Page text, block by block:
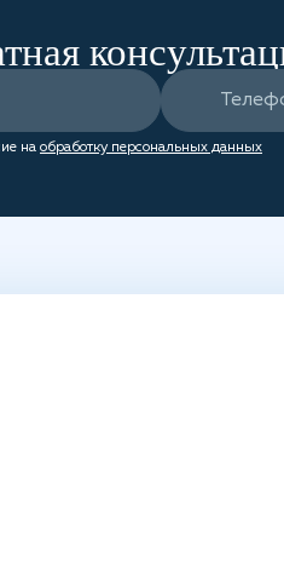
на обработку персональных данных